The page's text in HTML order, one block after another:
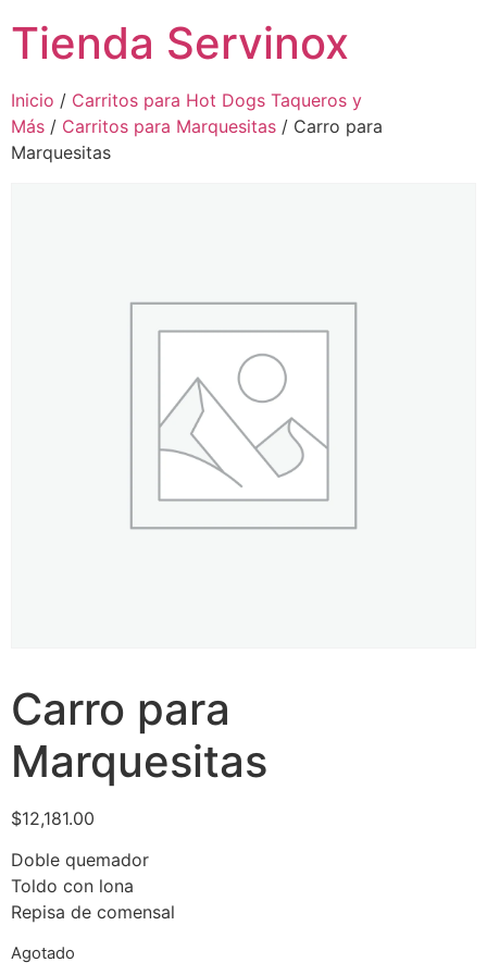
Tienda Servinox
Inicio / Carritos para Hot Dogs Taqueros y
Más / Carritos para Marquesitas / Carro para
Marquesitas
Carro para
Marquesitas
$12,181.00
Doble quemador
Toldo con lona
Repisa de comensal
Agotado